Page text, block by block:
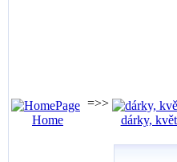
Home
=>>
dárky,